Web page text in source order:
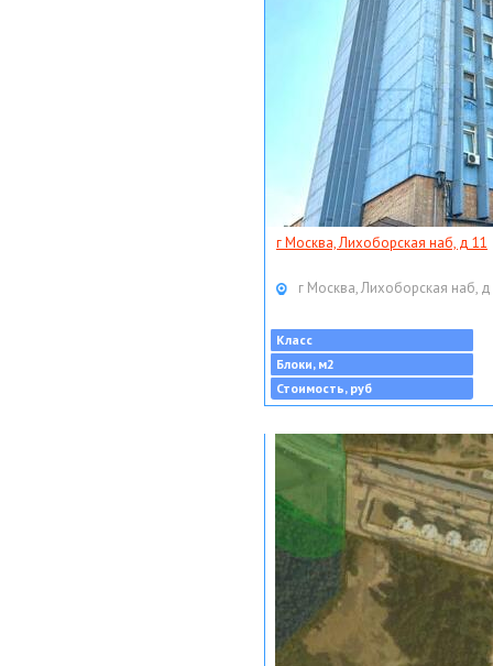
г Москва, Лихоборская наб, д 11
г Москва, Лихоборская наб,
Класс
Блоки, м2
Стоимость, руб